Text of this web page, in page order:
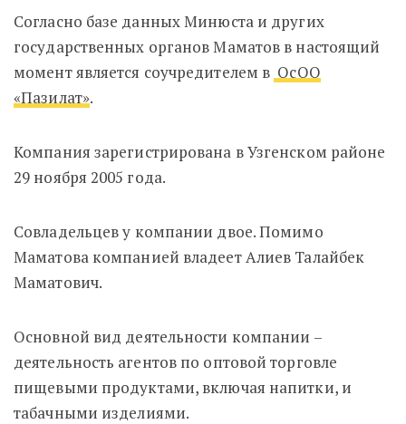
Согласно базе данных Минюста и других
государственных органов Маматов в настоящий
момент является соучредителем в ОсОО
«Пазилат».
Компания зарегистрирована в Узгенском районе
29 ноября 2005 года.
Совладельцев у компании двое. Помимо
Маматова компанией владеет Алиев Талайбек
Маматович.
Основной вид деятельности компании –
деятельность агентов по оптовой торговле
пищевыми продуктами, включая напитки, и
табачными изделиями.